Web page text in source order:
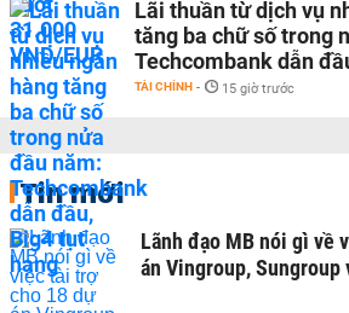
Lãi thuần từ dịch vụ
tăng ba chữ số trong
Techcombank dẫn
TÀI CHÍNH - 15 giờ trước
Tin mới
Lãnh đạo MB nói gì về
án Vingroup, Sungroup